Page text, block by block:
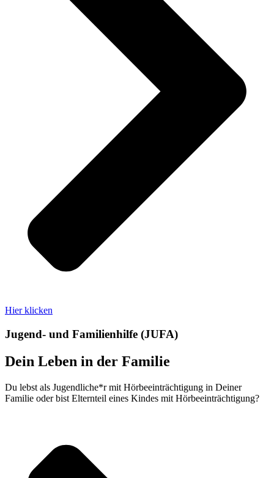
Hier klicken
Jugend- und Familienhilfe (JUFA)
Dein Leben in der Familie
Du lebst als Jugendliche*r mit Hör­beein­träch­tigung in Deiner
Familie oder bist Eltern­teil eines Kindes mit Hör­beein­träch­tigung?